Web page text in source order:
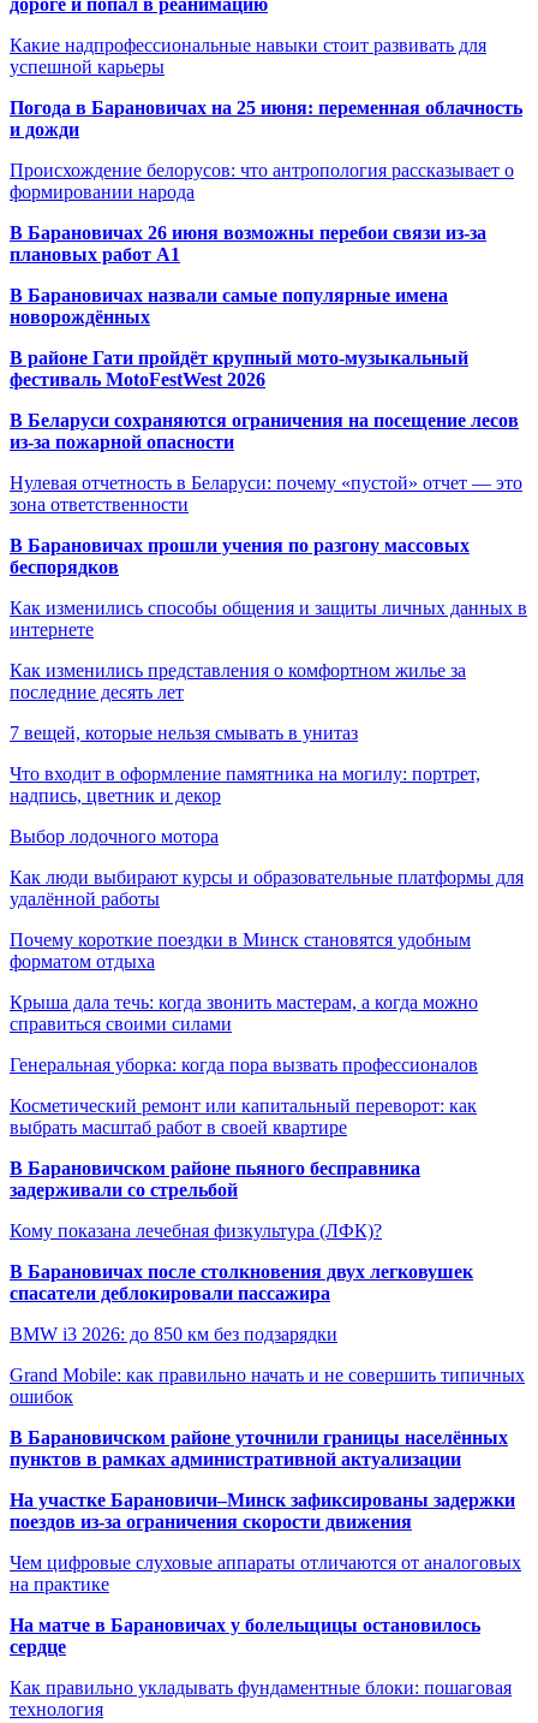
Какие надпрофессиональные навыки стоит развивать для
успешной карьеры
Погода в Барановичах на 25 июня: переменная облачность
и дожди
Происхождение белорусов: что антропология рассказывает о
формировании народа
В Барановичах 26 июня возможны перебои связи из-за
плановых работ A1
В Барановичах назвали самые популярные имена
новорождённых
В районе Гати пройдёт крупный мото-музыкальный
фестиваль MotoFestWest 2026
В Беларуси сохраняются ограничения на посещение лесов
из-за пожарной опасности
Нулевая отчетность в Беларуси: почему «пустой» отчет — это
зона ответственности
В Барановичах прошли учения по разгону массовых
беспорядков
Как изменились способы общения и защиты личных данных в
интернете
Как изменились представления о комфортном жилье за
последние десять лет
7 вещей, которые нельзя смывать в унитаз
Что входит в оформление памятника на могилу: портрет,
надпись, цветник и декор
Выбор лодочного мотора
Как люди выбирают курсы и образовательные платформы для
удалённой работы
Почему короткие поездки в Минск становятся удобным
форматом отдыха
Крыша дала течь: когда звонить мастерам, а когда можно
справиться своими силами
Генеральная уборка: когда пора вызвать профессионалов
Косметический ремонт или капитальный переворот: как
выбрать масштаб работ в своей квартире
В Барановичском районе пьяного бесправника
задерживали со стрельбой
Кому показана лечебная физкультура (ЛФК)?
В Барановичах после столкновения двух легковушек
спасатели деблокировали пассажира
BMW i3 2026: до 850 км без подзарядки
Grand Mobile: как правильно начать и не совершить типичных
ошибок
В Барановичском районе уточнили границы населённых
пунктов в рамках административной актуализации
На участке Барановичи–Минск зафиксированы задержки
поездов из-за ограничения скорости движения
Чем цифровые слуховые аппараты отличаются от аналоговых
на практике
На матче в Барановичах у болельщицы остановилось
сердце
Как правильно укладывать фундаментные блоки: пошаговая
технология